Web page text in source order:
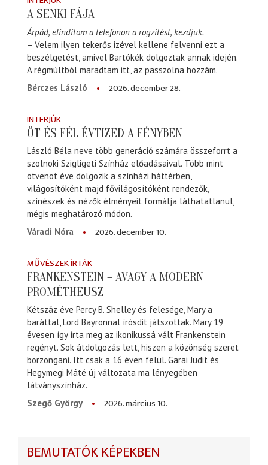
A SENKI FÁJA
Árpád, elindítom a telefonon a rögzítést, kezdjük.
– Velem ilyen tekerős izével kellene felvenni ezt a
beszélgetést, amivel Bartókék dolgoztak annak idején.
A régmúltból maradtam itt, az passzolna hozzám.
Bérczes László
2026. december 28.
INTERJÚK
ÖT ÉS FÉL ÉVTIZED A FÉNYBEN
László Béla neve több generáció számára összeforrt a
szolnoki Szigligeti Színház előadásaival. Több mint
ötvenöt éve dolgozik a színházi háttérben,
világosítóként majd fővilágosítóként rendezők,
színészek és nézők élményeit formálja láthatatlanul,
mégis meghatározó módon.
Váradi Nóra
2026. december 10.
MŰVÉSZEK ÍRTÁK
FRANKENSTEIN – AVAGY A MODERN
PROMÉTHEUSZ
Kétszáz éve Percy B. Shelley és felesége, Mary a
baráttal, Lord Bayronnal írósdit játszottak. Mary 19
évesen így írta meg az ikonikussá vált Frankenstein
regényt. Sok átdolgozás lett, hiszen a közönség szeret
borzongani. Itt csak a 16 éven felül. Garai Judit és
Hegymegi Máté új változata ma lényegében
látványszínház.
Szegő György
2026. március 10.
BEMUTATÓK KÉPEKBEN